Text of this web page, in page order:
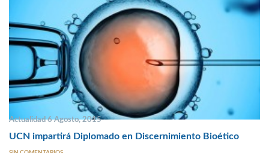
Actualidad 6 Agosto, 2015
UCN impartirá Diplomado en Discernimiento Bioético